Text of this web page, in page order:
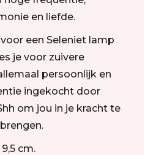
en liefde.
een Seleniet lamp
je voor zuivere
persoonlijk en
ingekocht door
om jou in je kracht te
cm.